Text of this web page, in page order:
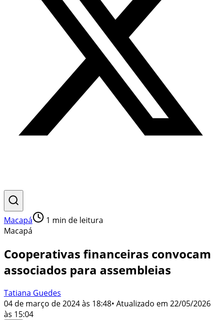
Macapá 1 min de leitura
Macapá
Cooperativas financeiras convocam
associados para assembleias
Tatiana Guedes
04 de março de 2024 às 18:48• Atualizado em 22/05/2026
às 15:04